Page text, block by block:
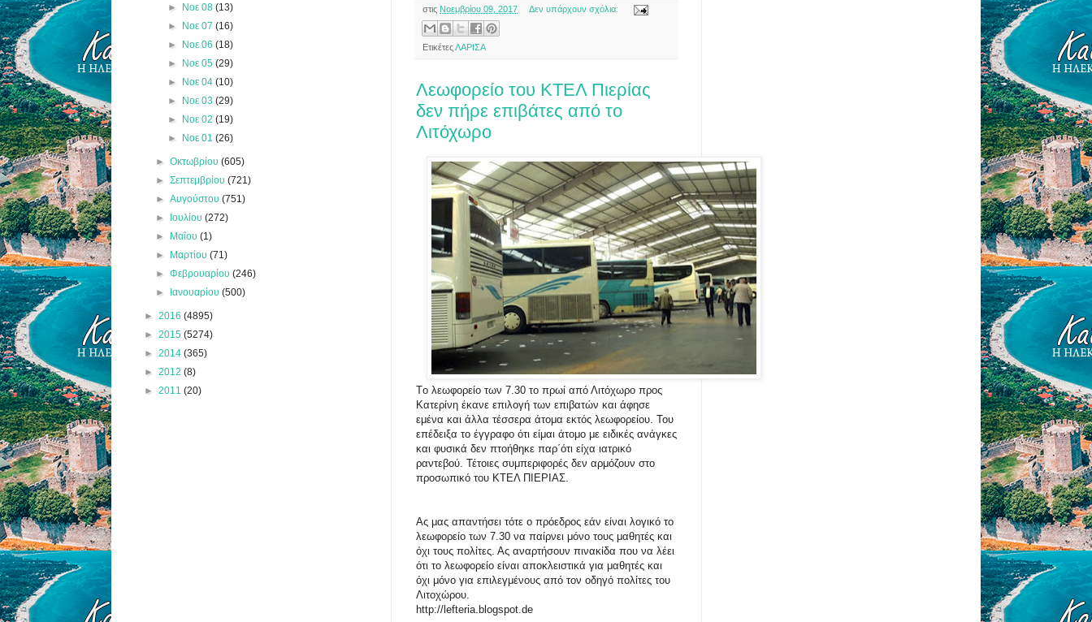
στις Νοεμβρίου 09, 2017 Δεν υπάρχουν σχόλια:
ΕτικέτεςΛΑΡΙΣΑ
Λεωφορείο του ΚΤΕΛ Πιερίας
δεν πήρε επιβάτες από το
Λιτόχωρο
Τo λεωφορείο των 7.30 το πρωί από Λιτόχωρο προς
Κατερίνη έκανε επιλογή των επιβατών και άφησε
εμένα και άλλα τέσσερα άτομα εκτός λεωφορείου. Του
επέδειξα το έγγραφο ότι είμαι άτομο με ειδικές ανάγκες
και φυσικά δεν πτοήθηκε παρ΄ότι είχα ιατρικό
ραντεβού. Τέτοιες συμπεριφορές δεν αρμόζουν στο
προσωπικό του ΚΤΕΛ ΠΙΕΡΙΑΣ.
Ας μας απαντήσει τότε ο πρόεδρος εάν είναι λογικό το
λεωφορείο των 7.30 να παίρνει μόνο τους μαθητές και
όχι τους πολίτες. Ας αναρτήσουν πινακίδα που να λέει
ότι το λεωφορείο είναι αποκλειστικά για μαθητές και
όχι μόνο για επιλεγμένους από τον οδηγό πολίτες του
Λιτοχώρου.
http://lefteria.blogspot.de
► Νοε 08 (13)
► Νοε 07 (16)
► Νοε 06 (18)
► Νοε 05 (29)
► Νοε 04 (10)
► Νοε 03 (29)
► Νοε 02 (19)
► Νοε 01 (26)
►Οκτωβρίου(605)
►Σεπτεμβρίου(721)
►Αυγούστου(751)
► Ιουλίου(272)
► Μαΐου(1)
► Μαρτίου(71)
►Φεβρουαρίου(246)
► Ιανουαρίου(500)
► 2016 (4895)
► 2015 (5274)
► 2014 (365)
► 2012 (8)
► 2011 (20)